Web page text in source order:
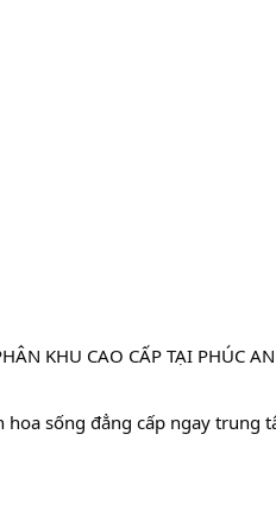
KHU CAO CẤP TẠI PHÚC
sống đẳng cấp ngay trung